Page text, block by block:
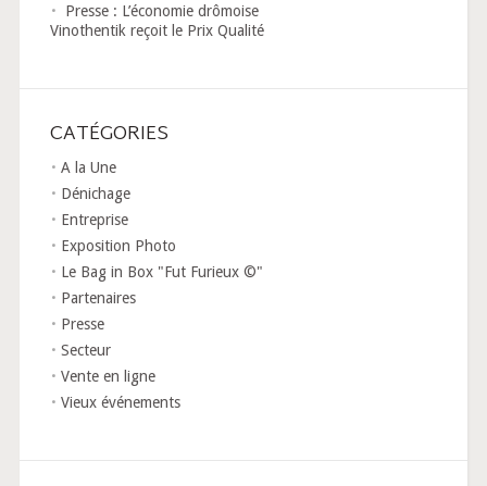
Presse : L’économie drômoise
Vinothentik reçoit le Prix Qualité
CATÉGORIES
A la Une
Dénichage
Entreprise
Exposition Photo
Le Bag in Box "Fut Furieux ©"
Partenaires
Presse
Secteur
Vente en ligne
Vieux événements